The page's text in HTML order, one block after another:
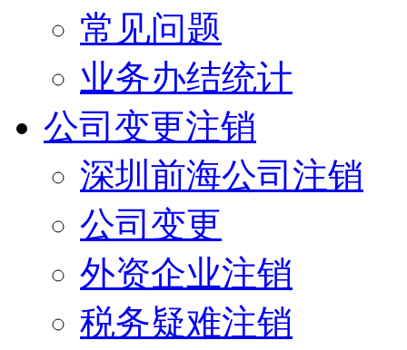
常见问题
业务办结统计
公司变更注销
深圳前海公司注销
公司变更
外资企业注销
税务疑难注销